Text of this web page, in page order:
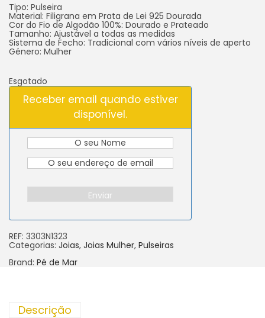
Tipo: Pulseira
Material: Filigrana em Prata de Lei 925 Dourada
Cor do Fio de Algodão 100%: Dourado e Prateado
Tamanho: Ajustável a todas as medidas
Sistema de Fecho: Tradicional com vários níveis de aperto
Género: Mulher
Esgotado
Receber email quando estiver
disponível.
Enviar
REF: 3303N1323
Categorias: Joias, Joias Mulher, Pulseiras
Brand: Pé de Mar
Descrição